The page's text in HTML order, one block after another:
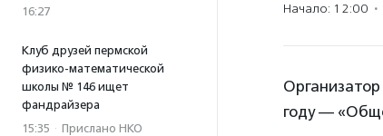
16:27
Клуб друзей пермской
физико-математической
школы № 146 ищет
фандрайзера
15:35 · Прислано НКО
Начало: 12:00 ·
году —